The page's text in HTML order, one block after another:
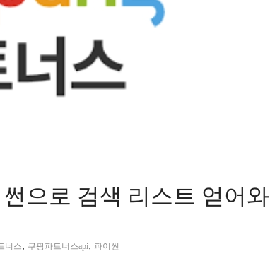
으로 검색 리스트 얻어와
너스, 쿠팡파트너스api, 파이썬